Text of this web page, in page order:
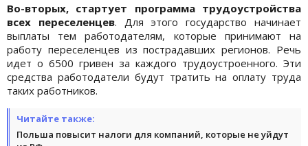
Во-вторых, стартует программа трудоустройства
всех переселенцев. Для этого государство начинает
выплаты тем работодателям, которые принимают на
работу переселенцев из пострадавших регионов. Речь
идет о 6500 гривен за каждого трудоустроенного. Эти
средства работодатели будут тратить на оплату труда
таких работников.
Читайте также:
Польша повысит налоги для компаний, которые не уйдут